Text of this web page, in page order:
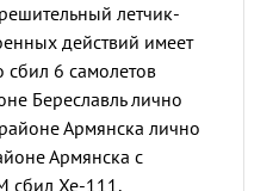
летчик-
действий имеет
6 самолетов
Береславль лично
Армянска лично
Армянска с
сбил Хе-111,